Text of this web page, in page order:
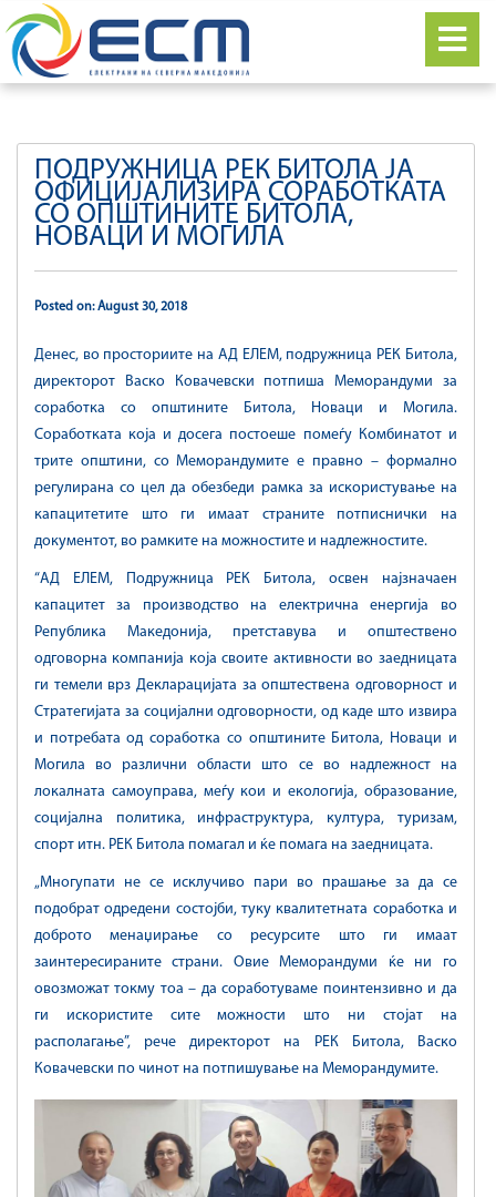
ПОДРУЖНИЦА РЕК БИТОЛА ЈА
ОФИЦИЈАЛИЗИРА СОРАБОТКАТА
СО ОПШТИНИТЕ БИТОЛА,
НОВАЦИ И МОГИЛА
Posted on: August 30, 2018
Денес, во просториите на АД ЕЛЕМ, подружница РЕК Битола,
директорот Васко Ковачевски потпиша Меморандуми за
соработка со општините Битола, Новаци и Могила.
Соработката која и досега постоеше помеѓу Комбинатот и
трите општини, со Меморандумите е правно – формално
регулирана со цел да обезбеди рамка за искористување на
капацитетите што ги имаат страните потписнички на
документот, во рамките на можностите и надлежностите.
“АД ЕЛЕМ, Подружница РЕК Битола, освен најзначаен
капацитет за производство на електрична енергија во
Република Македонија, претставува и општествено
одговорна компанија која своите активности во заедницата
ги темели врз Декларацијата за општествена одговорност и
Стратегијата за социјални одговорности, од каде што извира
и потребата од соработка со општините Битола, Новаци и
Могила во различни области што се во надлежност на
локалната самоуправа, меѓу кои и екологија, образование,
социјална политика, инфраструктура, култура, туризам,
спорт итн. РЕК Битола помагал и ќе помага на заедницата.
„Многупати не се исклучиво пари во прашање за да се
подобрат одредени состојби, туку квалитетната соработка и
доброто менаџирање со ресурсите што ги имаат
заинтересираните страни. Овие Меморандуми ќе ни го
овозможат токму тоа – да соработуваме поинтензивно и да
ги искористите сите можности што ни стојат на
располагање”, рече директорот на РЕК Битола, Васко
Ковачевски по чинот на потпишување на Меморандумите.